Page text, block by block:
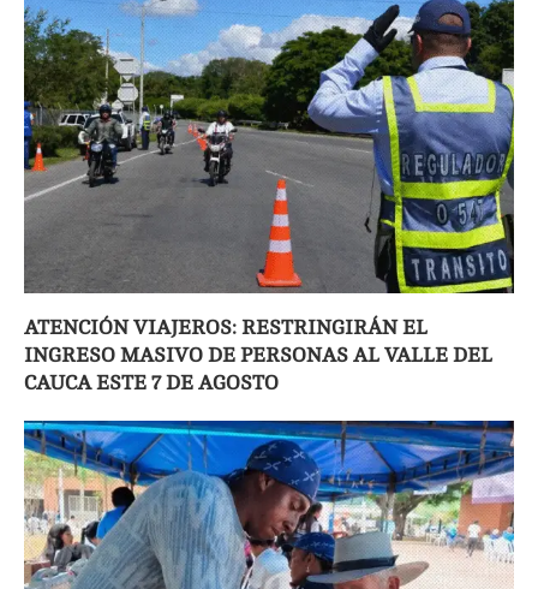
ATENCIÓN VIAJEROS: RESTRINGIRÁN EL
INGRESO MASIVO DE PERSONAS AL VALLE DEL
CAUCA ESTE 7 DE AGOSTO